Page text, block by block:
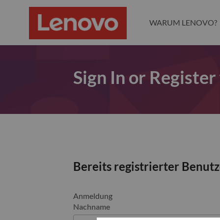
WARUM LENOVO?
Sign In or
Bereits registrierter
Anmeldung
Nachname